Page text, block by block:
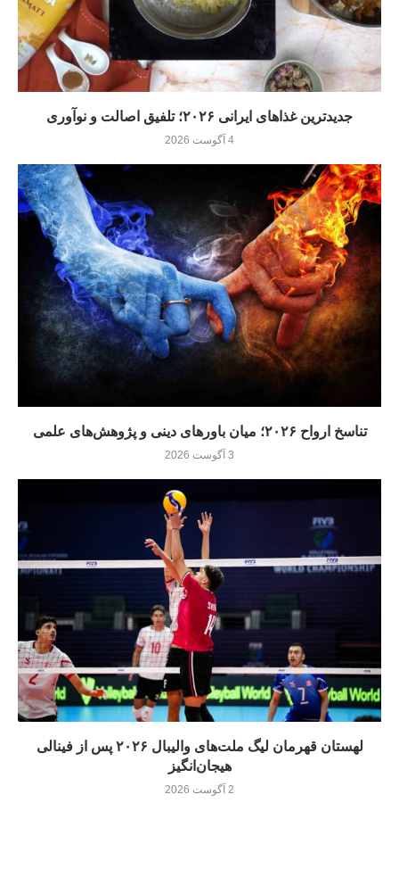
جدیدترین غذاهای ایرانی ۲۰۲۶؛ تلفیق اصالت و نوآوری
4 آگوست 2026
تناسخ ارواح ۲۰۲۶؛ میان باورهای دینی و پژوهش‌های علمی
3 آگوست 2026
لهستان قهرمان لیگ ملت‌های والیبال ۲۰۲۶ پس از فینالی
هیجان‌انگیز
2 آگوست 2026